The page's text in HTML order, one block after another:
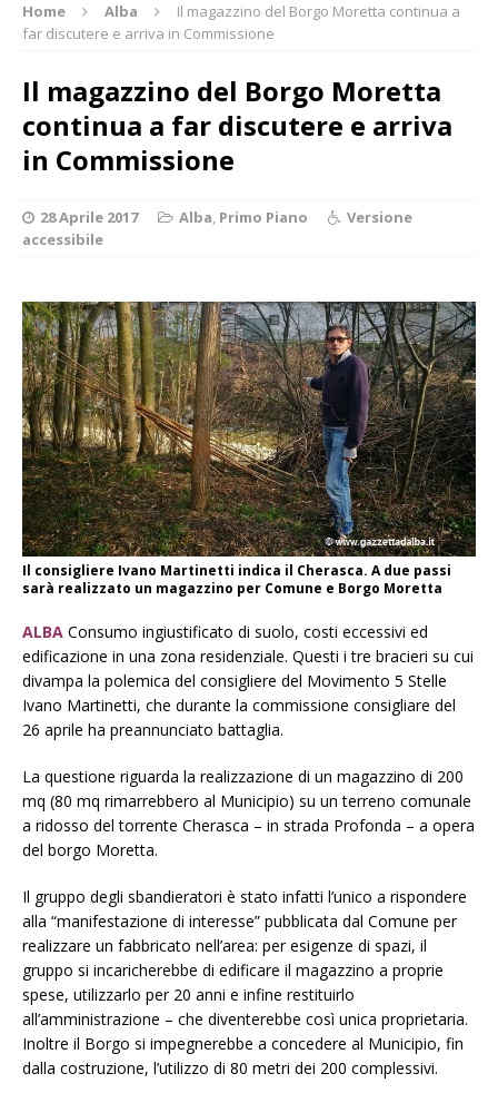
Home Alba
Il magazzino del Borgo Moretta continua a
far discutere e arriva in Commissione
Il magazzino del Borgo Moretta
continua a far discutere e arriva
in Commissione
28 Aprile 2017 Alba, Primo Piano
Versione
accessibile
Il consigliere Ivano Martinetti indica il Cherasca. A due passi
sarà realizzato un magazzino per Comune e Borgo Moretta
ALBA Consumo ingiustificato di suolo, costi eccessivi ed
edificazione in una zona residenziale. Questi i tre bracieri su cui
divampa la polemica del consigliere del Movimento 5 Stelle
Ivano Martinetti, che durante la commissione consigliare del
26 aprile ha preannunciato battaglia.
La questione riguarda la realizzazione di un magazzino di 200
mq (80 mq rimarrebbero al Municipio) su un terreno comunale
a ridosso del torrente Cherasca – in strada Profonda – a opera
del borgo Moretta.
Il gruppo degli sbandieratori è stato infatti l’unico a rispondere
alla “manifestazione di interesse” pubblicata dal Comune per
realizzare un fabbricato nell’area: per esigenze di spazi, il
gruppo si incaricherebbe di edificare il magazzino a proprie
spese, utilizzarlo per 20 anni e infine restituirlo
all’amministrazione – che diventerebbe così unica proprietaria.
Inoltre il Borgo si impegnerebbe a concedere al Municipio, fin
dalla costruzione, l’utilizzo di 80 metri dei 200 complessivi.